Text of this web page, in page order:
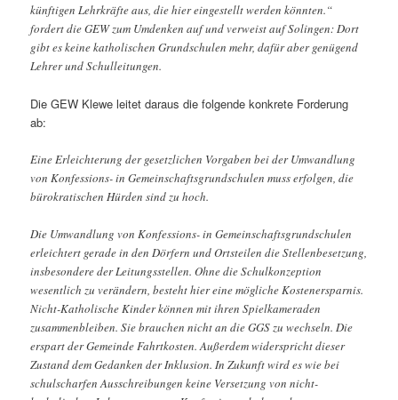
künftigen Lehrkräfte aus, die hier eingestellt werden könnten.“
fordert die GEW zum Umdenken auf und verweist auf Solingen: Dort
gibt es keine katholischen Grundschulen mehr, dafür aber genügend
Lehrer und Schulleitungen.
Die GEW Klewe leitet daraus die folgende konkrete Forderung
ab:
Eine Erleichterung der gesetzlichen Vorgaben bei der Umwandlung
von Konfessions- in Gemeinschaftsgrundschulen muss erfolgen, die
bürokratischen Hürden sind zu hoch.
Die Umwandlung von Konfessions- in Gemeinschaftsgrundschulen
erleichtert gerade in den Dörfern und Ortsteilen die Stellenbesetzung,
insbesondere der Leitungsstellen. Ohne die Schulkonzeption
wesentlich zu verändern, besteht hier eine mögliche Kostenersparnis.
Nicht-Katholische Kinder können mit ihren Spielkameraden
zusammenbleiben. Sie brauchen nicht an die GGS zu wechseln. Die
erspart der Gemeinde Fahrtkosten. Außerdem widerspricht dieser
Zustand dem Gedanken der Inklusion. In Zukunft wird es wie bei
schulscharfen Ausschreibungen keine Versetzung von nicht-